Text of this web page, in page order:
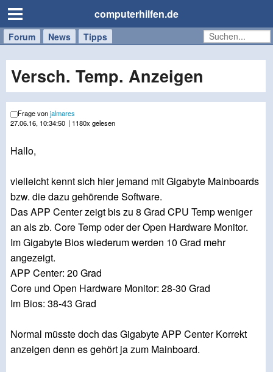
computerhilfen.de
Forum News Tipps
Handy
Tablet
Windows
Mac
Versch. Temp. Anzeigen
Frage vonjalmares
27.06.16, 10:34:50 | 1180x gelesen
Hallo,
vielleicht kennt sich hier jemand mit Gigabyte Mainboards
bzw. die dazu gehörende Software.
Das APP Center zeigt bis zu 8 Grad CPU Temp weniger
an als zb. Core Temp oder der Open Hardware Monitor.
Im Gigabyte Bios wiederum werden 10 Grad mehr
angezeigt.
APP Center: 20 Grad
Core und Open Hardware Monitor: 28-30 Grad
Im Bios: 38-43 Grad
Normal müsste doch das Gigabyte APP Center Korrekt
anzeigen denn es gehört ja zum Mainboard.